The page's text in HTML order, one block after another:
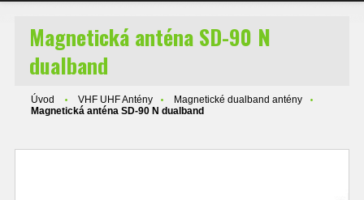
Magnetická anténa SD-90 N
dualband
Úvod VHF UHF Antény
Magnetické dualband antény
Magnetická anténa SD-90 N dualband